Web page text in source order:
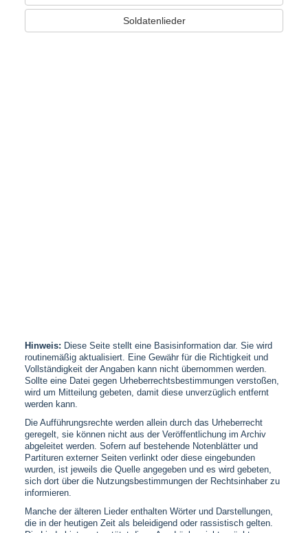
Soldatenlieder
Hinweis: Diese Seite stellt eine Basisinformation dar. Sie wird
routinemäßig aktualisiert. Eine Gewähr für die Richtigkeit und
Vollständigkeit der Angaben kann nicht übernommen werden.
Sollte eine Datei gegen Urheberrechtsbestimmungen verstoßen,
wird um Mitteilung gebeten, damit diese unverzüglich entfernt
werden kann.
Die Aufführungsrechte werden allein durch das Urheberrecht
geregelt, sie können nicht aus der Veröffentlichung im Archiv
abgeleitet werden. Sofern auf bestehende Notenblätter und
Partituren externer Seiten verlinkt oder diese eingebunden
wurden, ist jeweils die Quelle angegeben und es wird gebeten,
sich dort über die Nutzungsbestimmungen der Rechtsinhaber zu
informieren.
Manche der älteren Lieder enthalten Wörter und Darstellungen,
die in der heutigen Zeit als beleidigend oder rassistisch gelten.